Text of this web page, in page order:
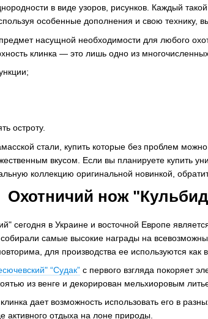
в виде узоров, рисунков. Каждый
особенные дополнения и свою технику,
насущной необходимости для любого
клинка — это лишь одно из
остроту.
стали, купить которые без проблем
вкусом. Если вы планируете купить
коллекцию оригинальной новинкой,
Охотничий нож
сегодня в Украине и восточной Европе
самые высокие награды на
для производства ее используются
“Судак” с первого взгляда покоряет
из венге и декорирован мельхиоровым
дает возможность использовать его в
активного отдыха на лоне природы.